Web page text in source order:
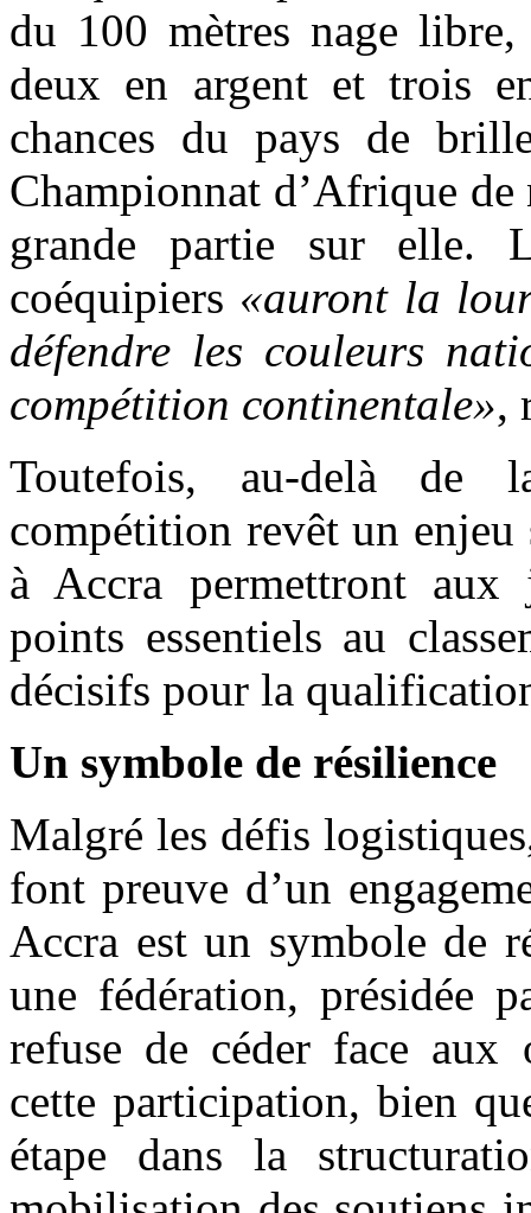
du 100 mètres nage
deux en argent et trois
chances du pays de
Championnat d’Afrique
grande partie sur elle.
coéquipiers «auront la
défendre les couleurs
compétition continentale»,
Toutefois, au-delà de
compétition revêt un enjeu
à Accra permettront aux
points essentiels au
décisifs pour la
Un symbole de résilience
Malgré les défis
font preuve d’un
Accra est un symbole de
une fédération, présidée
refuse de céder face aux
cette participation, bien
étape dans la